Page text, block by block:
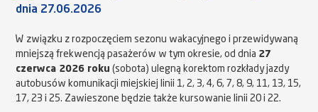
dnia 27.06.2026
W związku z rozpoczęciem sezonu wakacyjnego i przewidywaną
mniejszą frekwencją pasażerów w tym okresie, od dnia 27
czerwca 2026 roku (sobota) ulegną korektom rozkłady jazdy
autobusów komunikacji miejskiej linii 1, 2, 3, 4, 6, 7, 8, 9, 11, 13, 15,
17, 23 i 25. Zawieszone będzie także kursowanie linii 20 i 22.